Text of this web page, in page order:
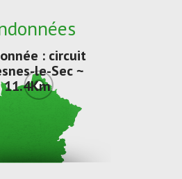
: circuit
le-Sec ~
11.4Km